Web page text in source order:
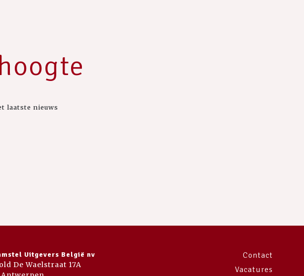
laatste nieuws
Uitgevers België nv
De Waelstraat 17A
Contact
Vacatures